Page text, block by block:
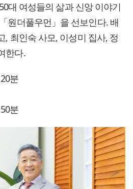
대 여성들의 삶과 신앙 이야기
원더풀우먼」을 선보인다. 배
, 최인숙 사모, 이성미 집사, 정
한다.
분
분